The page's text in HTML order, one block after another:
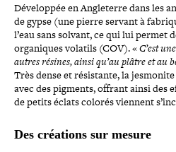
Développée en Angleterre dans les
de gypse (une pierre servant à
l’eau sans solvant, ce qui lui permet
orga­niques volatils (COV). «C’est
autres résines, ainsi qu’au plâtre et au
Très dense et résis­tante, la
avec des pigments, offrant ainsi des
de petits éclats colorés viennent
Des créations sur mesure